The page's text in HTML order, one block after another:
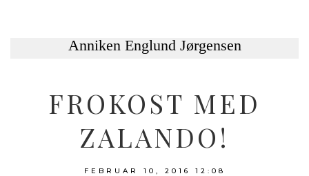
FROKOST MED
ZALANDO!
FEBRUAR 10, 2016 12:08